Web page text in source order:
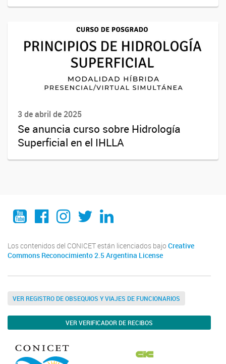
3 de abril de 2025
Se anuncia curso sobre Hidrología
Superficial en el IHLLA
YouTube
Facebook
Instagram
TwitterLinkedIn
Los contenidos del CONICET están licenciados bajo Creative
Commons Reconocimiento 2.5 Argentina License
VER REGISTRO DE OBSEQUIOS Y VIAJES DE FUNCIONARIOS
VER VERIFICADOR DE RECIBOS